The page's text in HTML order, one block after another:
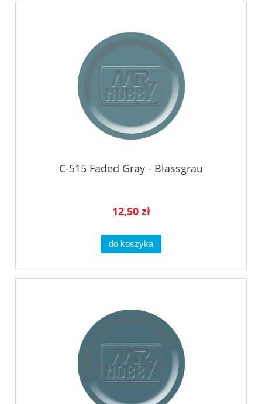
C-515 Faded Gray - Blassgrau
12,50 zł
do koszyka